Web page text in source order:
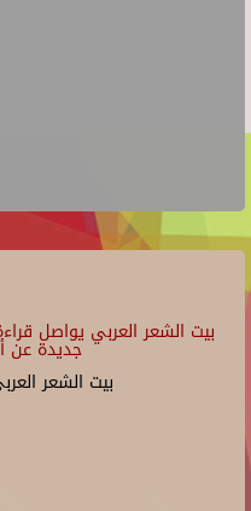
بيت الشعر العربي يواصل
جديدة
بيت الشعر